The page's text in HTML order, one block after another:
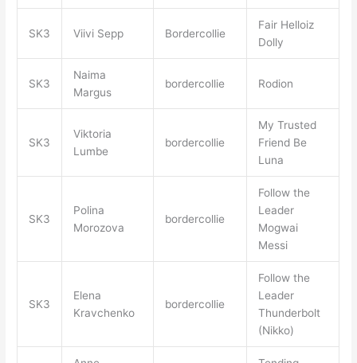
SK3 Viivi Sepp Bordercollie
Fair Helloiz
Dolly
SK3
Naima
Margus
bordercollie Rodion
SK3
Viktoria
Lumbe
bordercollie
My Trusted
Friend Be
Luna
SK3
Polina
Morozova
bordercollie
Follow the
Leader
Mogwai
Messi
SK3
Elena
Kravchenko
bordercollie
Follow the
Leader
Thunderbolt
(Nikko)